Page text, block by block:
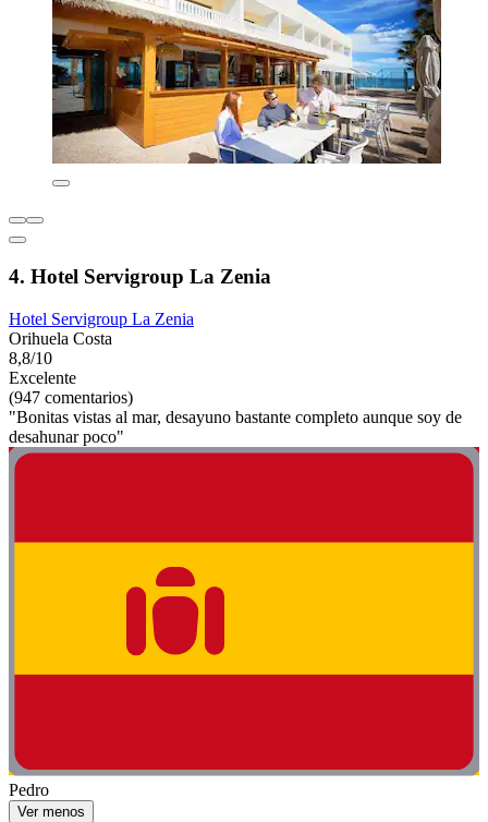
4. Hotel Servigroup La Zenia
Hotel Servigroup La Zenia
Orihuela Costa
8,8/10
Excelente
(947 comentarios)
"Bonitas vistas al mar, desayuno bastante completo aunque soy de
desahunar poco"
Pedro
Ver menos